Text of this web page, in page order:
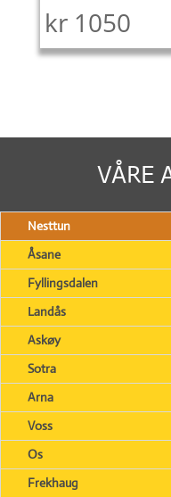
kr 1050
VÅRE
Nesttun
Åsane
Fyllingsdalen
Landås
Askøy
Sotra
Arna
Voss
Os
Frekhaug